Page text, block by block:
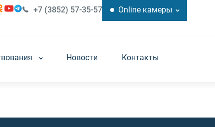
+7 (3852) 57-35-57 Online камеры
Новости Контакты